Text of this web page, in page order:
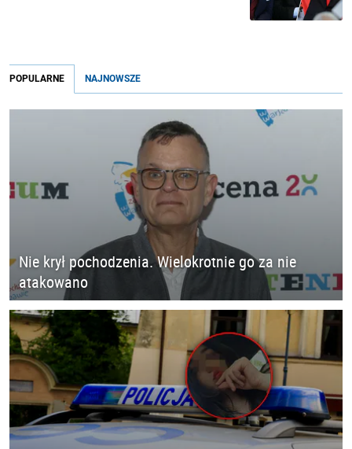
POPULARNE NAJNOWSZE
Nie krył pochodzenia. Wielokrotnie go za nie
atakowano